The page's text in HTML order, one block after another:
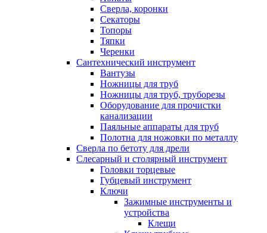
Сверла, коронки
Секаторы
Топоры
Тяпки
Черенки
Сантехнический инструмент
Вантузы
Ножницы для труб
Ножницы для труб, труборезы
Оборудование для прочистки
канализации
Паяльные аппараты для труб
Полотна для ножовки по металлу
Сверла по бетоту для дрели
Слесарный и столярный инструмент
Головки торцевые
Губцевый инструмент
Ключи
Зажимные инструменты и
устройства
Клещи